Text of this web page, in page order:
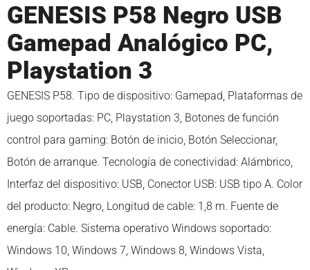
GENESIS P58 Negro USB
Gamepad Analógico PC,
Playstation 3
GENESIS P58. Tipo de dispositivo: Gamepad, Plataformas de
juego soportadas: PC, Playstation 3, Botones de función
control para gaming: Botón de inicio, Botón Seleccionar,
Botón de arranque. Tecnología de conectividad: Alámbrico,
Interfaz del dispositivo: USB, Conector USB: USB tipo A. Color
del producto: Negro, Longitud de cable: 1,8 m. Fuente de
energía: Cable. Sistema operativo Windows soportado:
Windows 10, Windows 7, Windows 8, Windows Vista,